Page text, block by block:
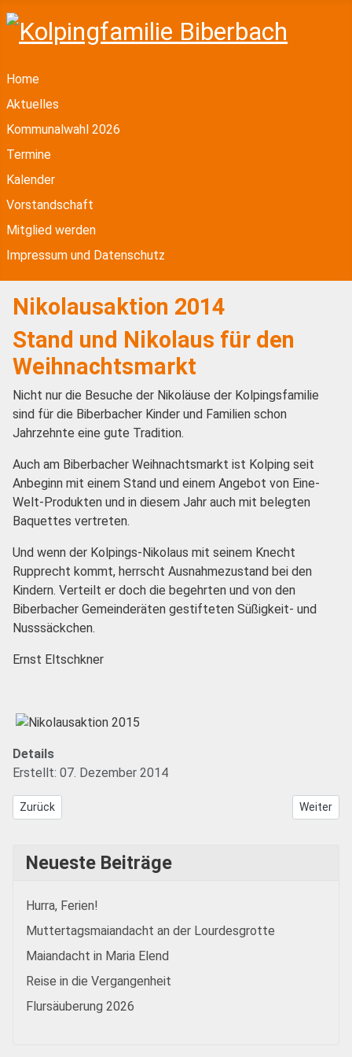
Home
Aktuelles
Kommunalwahl 2026
Termine
Kalender
Vorstandschaft
Mitglied werden
Impressum und Datenschutz
Neueste Beiträge
Hurra, Ferien!
Muttertagsmaiandacht an der Lourdesgrotte
Maiandacht in Maria Elend
Reise in die Vergangenheit
Flursäuberung 2026
Nikolausaktion 2014
Stand und Nikolaus für den
Weihnachtsmarkt
Nicht nur die Besuche der Nikoläuse der Kolpingsfamilie
sind für die Biberbacher Kinder und Familien schon
Jahrzehnte eine gute Tradition.
Auch am Biberbacher Weihnachtsmarkt ist Kolping seit
Anbeginn mit einem Stand und einem Angebot von Eine-
Welt-Produkten und in diesem Jahr auch mit belegten
Baquettes vertreten.
Und wenn der Kolpings-Nikolaus mit seinem Knecht
Rupprecht kommt, herrscht Ausnahmezustand bei den
Kindern. Verteilt er doch die begehrten und von den
Biberbacher Gemeinderäten gestifteten Süßigkeit- und
Nusssäckchen.
Ernst Eltschkner
Details
Erstellt: 07. Dezember 2014
Vorheriger Beitrag: Mitgliedertreffen 2015
Zurück Nächster
Weiter